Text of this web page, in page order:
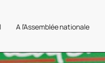
A l’Assemblée nationale